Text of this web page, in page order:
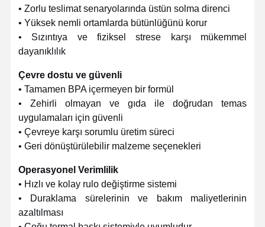
Evde Ürün VR Gösterisi
Fabrika Turu Kalite Kontrol Bize Ulaşın Haberler
• Zorlu teslimat senaryolarında üstün solma direnci
• Yüksek nemli ortamlarda bütünlüğünü korur
• Sızıntıya ve fiziksel strese karşı mükemmel
dayanıklılık
Çevre dostu ve güvenli
• Tamamen BPA içermeyen bir formül
• Zehirli olmayan ve gıda ile doğrudan temas
uygulamaları için güvenli
• Çevreye karşı sorumlu üretim süreci
• Geri dönüştürülebilir malzeme seçenekleri
Operasyonel Verimlilik
• Hızlı ve kolay rulo değiştirme sistemi
• Duraklama sürelerinin ve bakım maliyetlerinin
azaltılması